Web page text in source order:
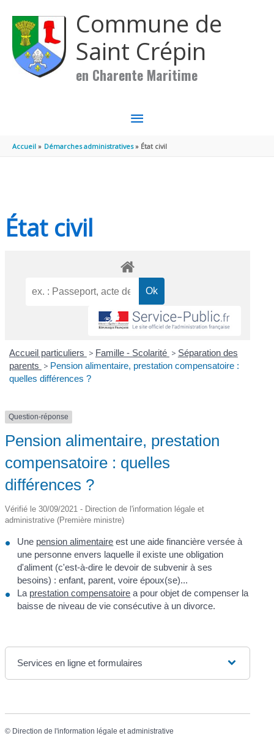
Commune de
Saint Crépin
en Charente Maritime
MENU
PRINCIPAL
Accueil Démarches administratives État civil
État civil
Accueil particuliers > Famille - Scolarité > Séparation des
parents > Pension alimentaire, prestation compensatoire :
quelles différences ?
Question-réponse
Pension alimentaire, prestation
compensatoire : quelles
différences ?
Vérifié le 30/09/2021 - Direction de l'information légale et
administrative (Première ministre)
Une pension alimentaire est une aide financière versée à
une personne envers laquelle il existe une obligation
d'aliment (c'est-à-dire le devoir de subvenir à ses
besoins) : enfant, parent, voire époux(se)...
La prestation compensatoire a pour objet de compenser la
baisse de niveau de vie consécutive à un divorce.
Services en ligne et formulaires
© Direction de l'information légale et administrative